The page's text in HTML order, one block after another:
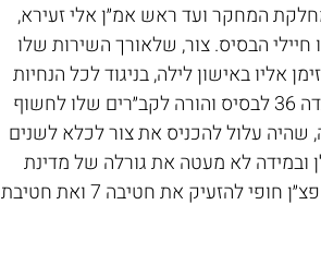
המחקר ועד ראש אמ״ן אלי זעירא,
הבסיס. צור, שלאורך השירות שלו
אליו באישון לילה, בניגוד לכל הנחיות
בטחון השדה, את קמ״ן פיקוד צפון אל"מ חגי מן ואת קמ״ן אוגדה 36 לבסיס והורה לקב״רים שלו לחשוף
שהיה עלול להכניס את צור לכלא לשנים
ובמידה לא מעטה את גורלה של מדינת
ישראל. המידע שאליו נחשפו הקמ״נים הבכירים גרמו לאלוף פצ״ן חופי להזעיק את חטיבה 7 ואת חטיבת